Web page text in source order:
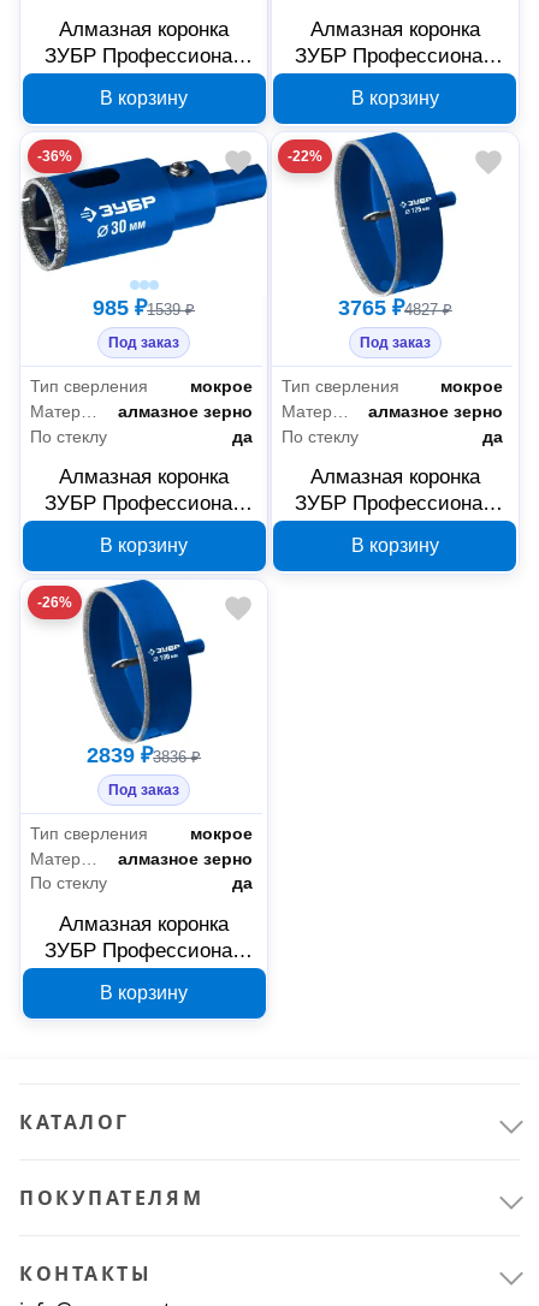
Алмазная коронка
ЗУБР Профессионал
В корзину
Алмазная коронка
ЗУБР Профессионал
В корзину
-36%
985 ₽1539 ₽
Под заказ
Тип сверления
мокрое
алмазное зерно
По стеклу
да
Алмазная коронка
ЗУБР Профессионал
В корзину
-22%
3765 ₽4827 ₽
Под заказ
Тип сверления
мокрое
Материал режущей части коронки
алмазное зерно
По стеклу
да
Алмазная коронка
ЗУБР Профессионал
В корзину
-26%
2839 ₽3836 ₽
Под заказ
Тип сверления
мокрое
алмазное зерно
По стеклу
да
Алмазная коронка
ЗУБР Профессионал
В корзину
КАТАЛОГ
ПОКУПАТЕЛЯМ
КОНТАКТЫ